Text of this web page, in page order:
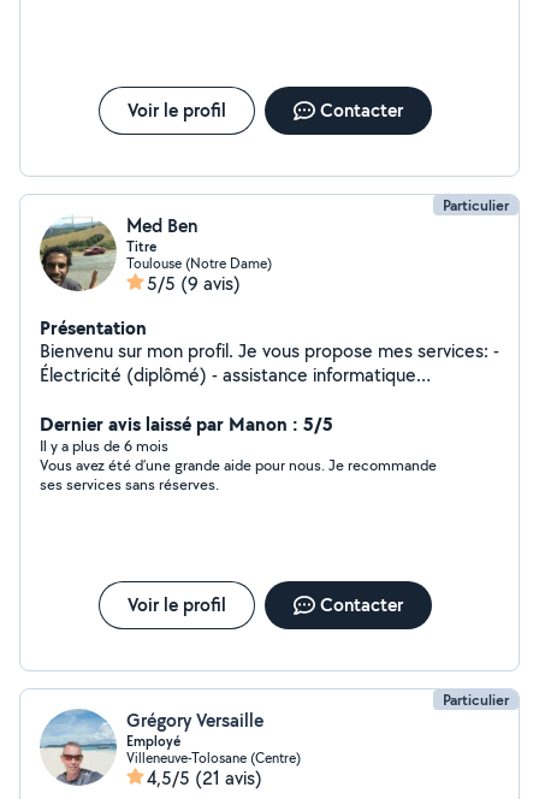
Voir le profil Contacter
Particulier
Med Ben
Titre
Toulouse (Notre Dame)
5/5 (9 avis)
Présentation
Bienvenu sur mon profil. Je vous propose mes services: -
Électricité (diplômé) - assistance informatique
possède une voiture) Je suis également un bon
bricoleur et m'adapte à certaine tâches.à bientôt!
Dernier avis laissé par Manon : 5/5
Il y a plus de 6 mois
Vous avez été d’une grande aide pour nous. Je recommande
ses services sans réserves.
Voir le profil Contacter
Particulier
Grégory Versaille
Employé
Villeneuve-Tolosane (Centre)
4,5/5 (21 avis)